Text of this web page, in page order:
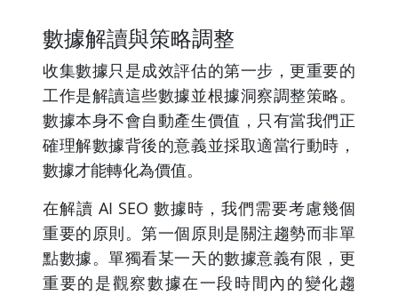
數據解讀與策略調整
收集數據只是成效評估的第一步，更重要的
工作是解讀這些數據並根據洞察調整策略。
數據本身不會自動產生價值，只有當我們正
確理解數據背後的意義並採取適當行動時，
數據才能轉化為價值。
在解讀 AI SEO 數據時，我們需要考慮幾個
重要的原則。第一個原則是關注趨勢而非單
點數據。單獨看某一天的數據意義有限，更
重要的是觀察數據在一段時間內的變化趨